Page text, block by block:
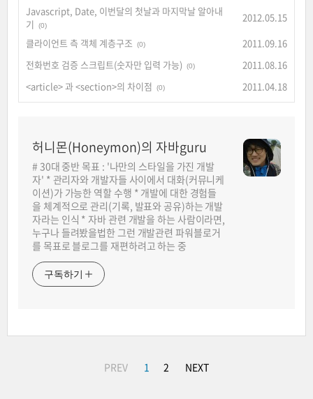
Javascript, Date, 이번달의 첫날과 마지막날 알아내
기
(0)
2012.05.15
클라이언트 측 객체 계층구조
(0)
2011.09.16
전화번호 검증 스크립트(숫자만 입력 가능)
(0)
2011.08.16
<article> 과 <section>의 차이점
(0) 2011.04.18
허니몬(Honeymon)의 자바guru
# 30대 중반 목표 : '나만의 스타일을 가진 개발
자' * 관리자와 개발자들 사이에서 대화(커뮤니케
이션)가 가능한 역할 수행 * 개발에 대한 경험들
을 체계적으로 관리(기록, 발표와 공유)하는 개발
자라는 인식 * 자바 관련 개발을 하는 사람이라면,
누구나 들려봤을법한 그런 개발관련 파워블로거
를 목표로 블로그를 재편하려고 하는 중
구독하기
PREV 1 2 NEXT